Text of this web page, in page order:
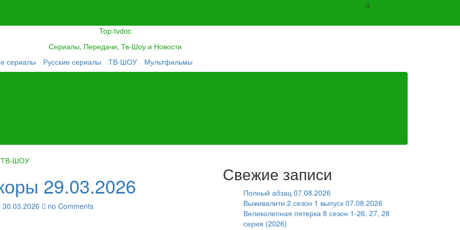
Top-tvdoc
Сериалы, Передачи, Тв-Шоу и Новости
сериалы Русские сериалы ТВ-ШОУ Мультфильмы
ТВ-ШОУ
29.03.2026
30.03.2026 no Comments
Свежие записи
Полный абзац 07.08.2026
Выживалити 2 сезон 1 выпуск 07.08.2026
Великолепная пятерка 8 сезон 1-26, 27, 28
серия (2026)